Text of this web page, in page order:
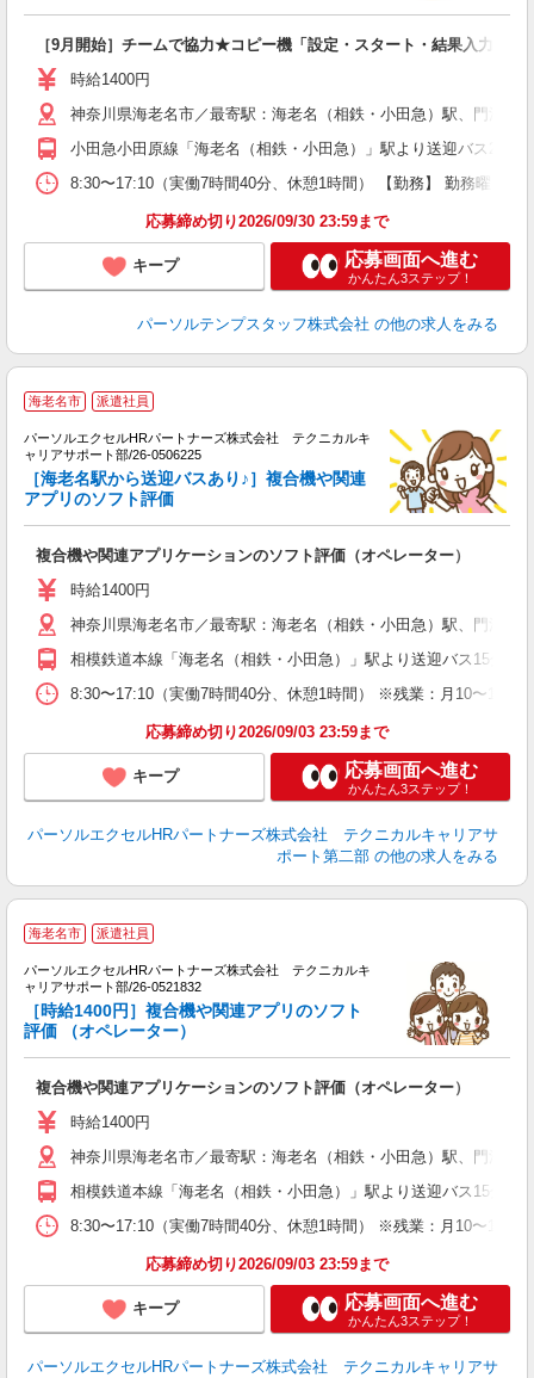
［9月開始］チームで協力★コピー機「設定・スタート・結果入力」
時給1400円
神奈川県海老名市／最寄駅：海老名（相鉄・小田急）駅、門
小田急小田原線「海老名（相鉄・小田急）」駅より送迎バス20分
8:30〜17:10（実働7時間40分、休憩1時間） 【勤務】 勤務曜日
応募締め切り2026/09/30 23:59まで
キープ 応募画面へ進む
かんたん3ステップ！
パーソルテンプスタッフ株式会社 の他の求人をみる
海老名市 派遣社員
パーソルエクセルHRパートナーズ株式会社 テクニカルキ
ャリアサポート部/26-0506225
［海老名駅から送迎バスあり♪］複合機や関連
アプリのソフト評価
複合機や関連アプリケーションのソフト評価（オペレーター）
時給1400円
神奈川県海老名市／最寄駅：海老名（相鉄・小田急）駅、門沢橋駅
相模鉄道本線「海老名（相鉄・小田急）」駅より送迎バス15分
8:30〜17:10（実働7時間40分、休憩1時間） ※残業：月10〜15
応募締め切り2026/09/03 23:59まで
キープ 応募画面へ進む
かんたん3ステップ！
パーソルエクセルHRパートナーズ株式会社 テクニカルキャリアサ
ポート第二部 の他の求人をみる
海老名市 派遣社員
パーソルエクセルHRパートナーズ株式会社 テクニカルキ
ャリアサポート部/26-0521832
［時給1400円］複合機や関連アプリのソフト
評価 （オペレーター）
複合機や関連アプリケーションのソフト評価（オペレーター）
時給1400円
神奈川県海老名市／最寄駅：海老名（相鉄・小田急）駅、門沢橋駅
相模鉄道本線「海老名（相鉄・小田急）」駅より送迎バス15分
8:30〜17:10（実働7時間40分、休憩1時間） ※残業：月10〜15
応募締め切り2026/09/03 23:59まで
キープ 応募画面へ進む
かんたん3ステップ！
パーソルエクセルHRパートナーズ株式会社 テクニカルキャリアサ